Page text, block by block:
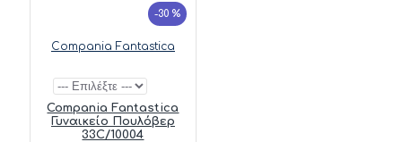
-30 %
Compania Fantastica
Compania Fantastica
Γυναικείο Πουλόβερ
33C/10004